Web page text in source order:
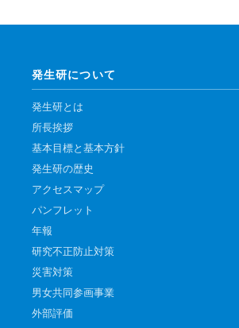
幹細胞誘導分野
発生研について
発生研とは
所長挨拶
基本目標と基本方針
発生研の歴史
アクセスマップ
パンフレット
年報
研究不正防止対策
災害対策
男女共同参画事業
外部評価